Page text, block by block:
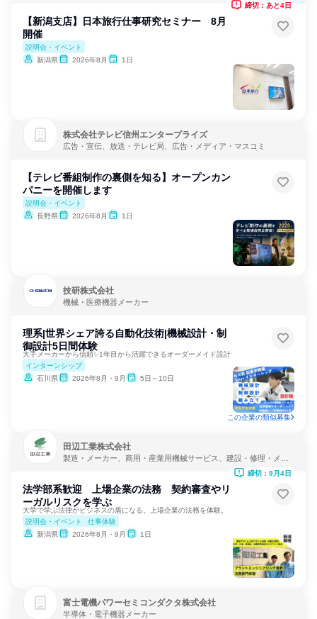
【新潟支店】日本旅行仕事研究セミナー 8月
開催
説明会・イベント
新潟県
2026年8月 1日
締切：あと4日
株式会社テレビ信州エンタープライズ
広告・宣伝、放送・テレビ局、広告・メディア・マスコミ
【テレビ番組制作の裏側を知る】オープンカン
パニーを開催します
説明会・イベント
長野県
2026年8月 1日
技研株式会社
機械・医療機器メーカー
理系|世界シェア誇る自動化技術|機械設計・制
御設計5日間体験
大手メーカーから信頼✨1年目から活躍できるオーダーメイド設計
インターンシップ
石川県
2026年8月・9月 5日～10日
この企業の類似募集
田辺工業株式会社
製造・メーカー、商用・産業用機械サービス、建設・修理・メン
法学部系歓迎 上場企業の法務 契約審査やリ
ーガルリスクを学ぶ
大学で学ぶ法律がビジネスの盾になる。上場企業の法務を体験。
説明会・イベント
仕事体験
新潟県
2026年8月・9月 1日
締切：9月4日
富士電機パワーセミコンダクタ株式会社
半導体・電子機器メーカー